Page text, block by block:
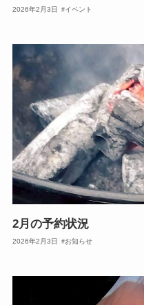
2026年2月3日 イベント
2月の予約状況
2026年2月3日 お知らせ